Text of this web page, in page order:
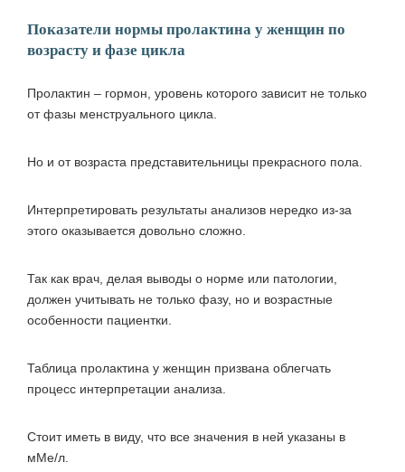
Показатели нормы пролактина у женщин по
возрасту и фазе цикла
Пролактин – гормон, уровень которого зависит не только
от фазы менструального цикла.
Но и от возраста представительницы прекрасного пола.
Интерпретировать результаты анализов нередко из-за
этого оказывается довольно сложно.
Так как врач, делая выводы о норме или патологии,
должен учитывать не только фазу, но и возрастные
особенности пациентки.
Таблица пролактина у женщин призвана облегчать
процесс интерпретации анализа.
Стоит иметь в виду, что все значения в ней указаны в
мМе/л.